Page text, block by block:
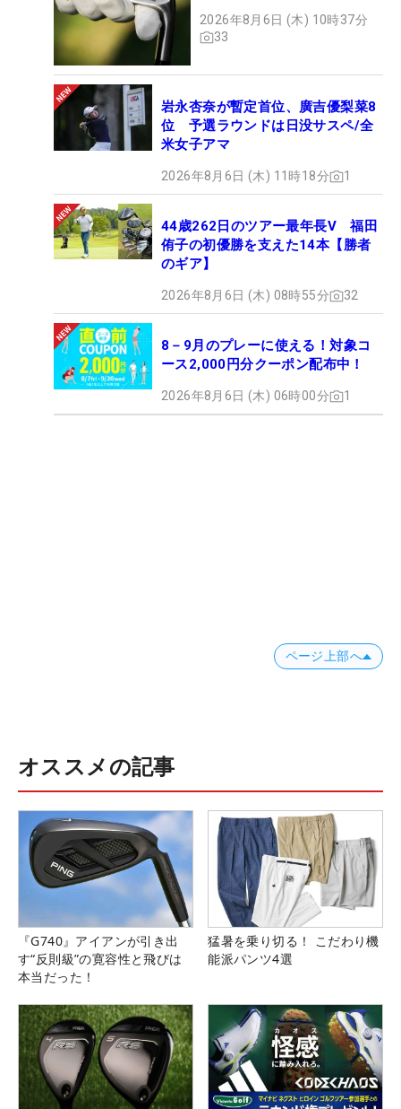
2026年8月6日 (木) 10時37分
33
岩永杏奈が暫定首位、廣吉優梨菜8
位 予選ラウンドは日没サスペ/全
米女子アマ
2026年8月6日 (木) 11時18分 1
44歳262日のツアー最年長V 福田
侑子の初優勝を支えた14本【勝者
のギア】
2026年8月6日 (木) 08時55分 32
8－9月のプレーに使える！対象コ
ース2,000円分クーポン配布中！
2026年8月6日 (木) 06時00分 1
ページ上部へ
オススメの記事
『G740』アイアンが引き出
す“反則級”の寛容性と飛びは
本当だった！
猛暑を乗り切る！ こだわり機
能派パンツ4選